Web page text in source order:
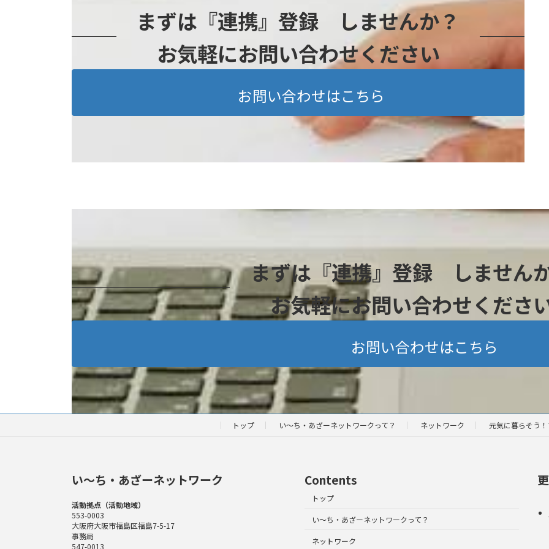
まずは『連携』登録 しませんか？
お気軽にお問い合わせください
お問い合わせはこちら
まずは『連携』登録 しません
お気軽にお問い合わせくださ
お問い合わせはこちら
トップ い～ち・あざーネットワークって？ ネットワーク 元気に暮らそう
い〜ち・あざーネットワーク
活動拠点（活動地域）
553-0003
大阪府大阪市福島区福島7-5-17
事務局
547-0013
Contents
トップ
い～ち・あざーネットワークって？
ネットワーク